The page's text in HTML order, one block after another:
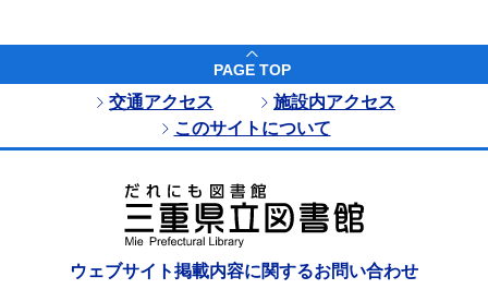
PAGE TOP
交通アクセス
施設内アクセス
このサイトについて
ウェブサイト掲載内容に関するお問い合わせ